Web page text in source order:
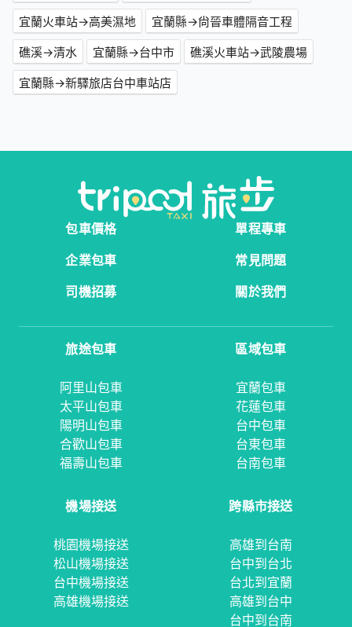
宜蘭火車站→高美濕地
宜蘭縣→尙晉車體隔音工程
礁溪→清水
宜蘭縣→台中市
礁溪火車站→武陵農場
宜蘭縣→新驛旅店台中車站店
包車價格
單程專車
企業包車
常見問題
司機招募
關於我們
旅途包車
阿里山包車
太平山包車
陽明山包車
合歡山包車
福壽山包車
區域包車
宜蘭包車
花蓮包車
台中包車
台東包車
台南包車
機場接送
桃園機場接送
松山機場接送
台中機場接送
高雄機場接送
跨縣市接送
高雄到台南
台中到台北
台北到宜蘭
高雄到台中
台中到台南